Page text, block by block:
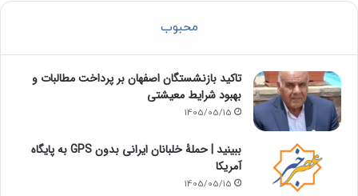
محبوب
تاکید بازنشستگان اصفهان بر پرداخت مطالبات و
بهبود شرایط معیشتی
1405/05/15
ببینید | حملۀ خلبانان ایرانی بدون GPS به پایگاه
آمریکا
1405/05/15